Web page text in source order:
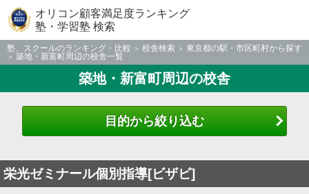
オリコン顧客満足度ランキング
塾・学習塾 検索
塾、スクールのランキング・比較 校舎検索
東京都の駅・市区町村から探す
築地・新富町周辺の校舎一覧
築地・新富町周辺の校舎
目的から絞り込む
栄光ゼミナール個別指導[ビザビ]